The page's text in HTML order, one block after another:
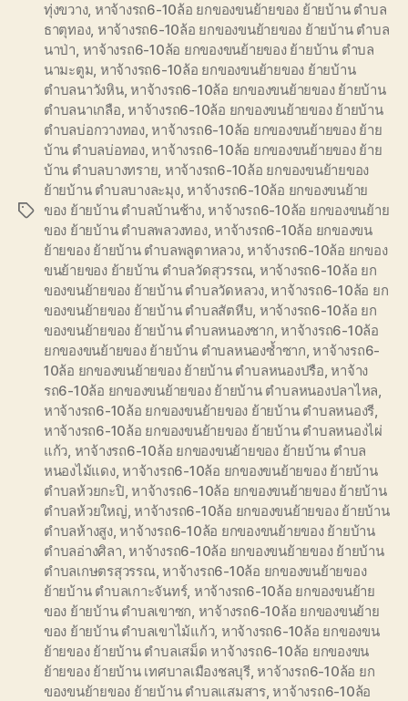
Tags
ทุ่งขวาง, หาจ้างรถ6-10ล้อ ยกของขนย้ายของ ย้ายบ้าน ตำบล
ธาตุทอง, หาจ้างรถ6-10ล้อ ยกของขนย้ายของ ย้ายบ้าน ตำบล
นาป่า หาจ้างรถ6-10ล้อ ยกของขนย้ายของ ย้ายบ้าน ตำบล
นามะตูม หาจ้างรถ6-10ล้อ ยกของขนย้ายของ ย้ายบ้าน
ตำบลนาวังหิน,หาจ้างรถ6-10ล้อ ยกของขนย้ายของ ย้ายบ้าน
ตำบลนาเกลือ ,หาจ้างรถ6-10ล้อ ยกของขนย้ายของ ย้ายบ้าน
ตำบลบ่อกวางทอง,หาจ้างรถ6-10ล้อ ยกของขนย้ายของ ย้าย
บ้าน ตำบลบ่อทอง,หาจ้างรถ6-10ล้อ ยกของขนย้ายของ ย้าย
บ้าน ตำบลบางทราย หาจ้างรถ6-10ล้อ ยกของขนย้ายของ
ย้ายบ้าน ตำบลบางละมุง,หาจ้างรถ6-10ล้อ ยกของขนย้าย
ของ ย้ายบ้าน ตำบลบ้านช้าง,หาจ้างรถ6-10ล้อ ยกของขนย้าย
ของ ย้ายบ้าน ตำบลพลวงทอง,หาจ้างรถ6-10ล้อ ยกของขน
ย้ายของ ย้ายบ้าน ตำบลพลูตาหลวง,หาจ้างรถ6-10ล้อ ยกของ
ขนย้ายของ ย้ายบ้าน ตำบลวัดสุวรรณ, หาจ้างรถ6-10ล้อ ยก
ของขนย้ายของ ย้ายบ้าน ตำบลวัดหลวง,หาจ้างรถ6-10ล้อ ยก
ของขนย้ายของ ย้ายบ้าน ตำบลสัตหีบ หาจ้างรถ6-10ล้อ ยก
ของขนย้ายของ ย้ายบ้าน ตำบลหนองชาก ,หาจ้างรถ6-10ล้อ
ยกของขนย้ายของ ย้ายบ้าน ตำบลหนองซ้ำซาก ,หาจ้างรถ6-
10ล้อ ยกของขนย้ายของ ย้ายบ้าน ตำบลหนองปรือ ,หาจ้าง
รถ6-10ล้อ ยกของขนย้ายของ ย้ายบ้าน ตำบลหนองปลาไหล
หาจ้างรถ6-10ล้อ ยกของขนย้ายของ ย้ายบ้าน ตำบลหนองรี
หาจ้างรถ6-10ล้อ ยกของขนย้ายของ ย้ายบ้าน ตำบลหนองไผ่
แก้ว หาจ้างรถ6-10ล้อ ยกของขนย้ายของ ย้ายบ้าน ตำบล
หนองไม้แดง,หาจ้างรถ6-10ล้อ ยกของขนย้ายของ ย้ายบ้าน
ตำบลห้วยกะปิ ,หาจ้างรถ6-10ล้อ ยกของขนย้ายของ ย้ายบ้าน
ตำบลห้วยใหญ่ ,หาจ้างรถ6-10ล้อ ยกของขนย้ายของ ย้ายบ้าน
ตำบลห้างสูง,หาจ้างรถ6-10ล้อ ยกของขนย้ายของ ย้ายบ้าน
ตำบลอ่างศิลา ,หาจ้างรถ6-10ล้อ ยกของขนย้ายของ ย้ายบ้าน
ตำบลเกษตรสุวรรณ,หาจ้างรถ6-10ล้อ ยกของขนย้ายของ
ย้ายบ้าน ตำบลเกาะจันทร์, หาจ้างรถ6-10ล้อ ยกของขนย้าย
ของ ย้ายบ้าน ตำบลเขาซก หาจ้างรถ6-10ล้อ ยกของขนย้าย
ของ ย้ายบ้าน ตำบลเขาไม้แก้ว, หาจ้างรถ6-10ล้อ ยกของขน
ย้ายของ ย้ายบ้าน ตำบลเสม็ด หาจ้างรถ6-10ล้อ ยกของขน
ย้ายของ ย้ายบ้าน เทศบาลเมืองชลบุรี,หาจ้างรถ6-10ล้อ ยก
ของขนย้ายของ ย้ายบ้าน ตำบลแสมสาร,หาจ้างรถ6-10ล้อ